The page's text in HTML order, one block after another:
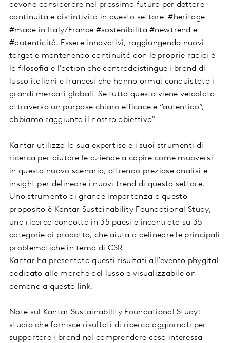
devono considerare nel prossimo futuro per dettare
continuità e distintività in questo settore: #heritage
#made in Italy/France #sostenibilità #newtrend e
#autenticità. Essere innovativi, raggiungendo nuovi
target e mantenendo continuità con le proprie radici è
la filosofia e l'action che contraddistingue i brand di
lusso italiani e francesi che hanno ormai conquistato i
grandi mercati globali. Se tutto questo viene veicolato
attraverso un purpose chiaro efficace e “autentico”,
abbiamo raggiunto il nostro obiettivo".
Kantar utilizza la sua expertise e i suoi strumenti di
ricerca per aiutare le aziende a capire come muoversi
in questo nuovo scenario, offrendo preziose analisi e
insight per delineare i nuovi trend di questo settore.
Uno strumento di grande importanza a questo
proposito è Kantar Sustainability Foundational Study,
una ricerca condotta in 35 paesi e incentrata su 35
categorie di prodotto, che aiuta a delineare le principali
problematiche in tema di CSR.
Kantar ha presentato questi risultati all’evento phygital
dedicato alle marche del lusso e visualizzabile on
demand a questo link.
Note sul Kantar Sustainability Foundational Study:
studio che fornisce risultati di ricerca aggiornati per
supportare i brand nel comprendere cosa interessa